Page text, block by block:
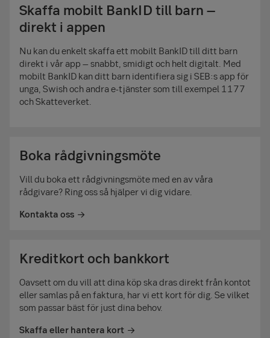
Skaffa mobilt BankID till barn –
direkt i appen
Nu kan du enkelt skaffa ett mobilt BankID till ditt barn
direkt i vår app – snabbt, smidigt och helt digitalt. Med
mobilt BankID kan ditt barn identifiera sig i SEB:s app för
unga, Swish och andra e-tjänster som till exempel 1177
och Skatteverket.
Boka rådgivningsmöte
Vill du boka ett rådgivningsmöte med en av våra
rådgivare? Ring oss så hjälper vi dig vidare.
Kontakta oss
Kreditkort och bankkort
Oavsett om du vill att dina köp ska dras direkt från kontot
eller samlas på en faktura, har vi ett kort för dig. Se vilket
som passar bäst för just dina behov.
Skaffa eller hantera kort